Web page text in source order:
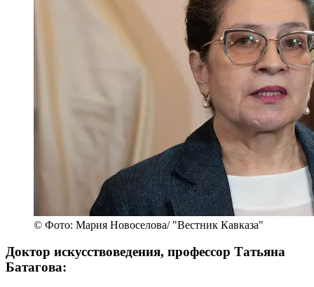
© Фото: Мария Новоселова/ "Вестник Кавказа"
Доктор искусствоведения, профессор Татьяна
Батагова: